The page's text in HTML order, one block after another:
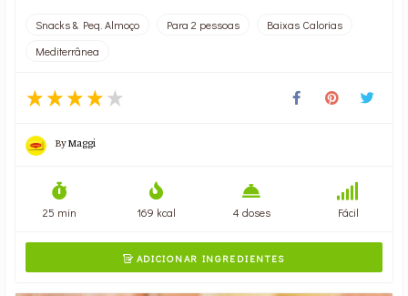
Snacks & Peq. Almoço Para 2 pessoas
Baixas Calorias
Mediterrânea
ByMaggi
25 min 169 kcal 4 doses Fácil
ADICIONAR INGREDIENTES